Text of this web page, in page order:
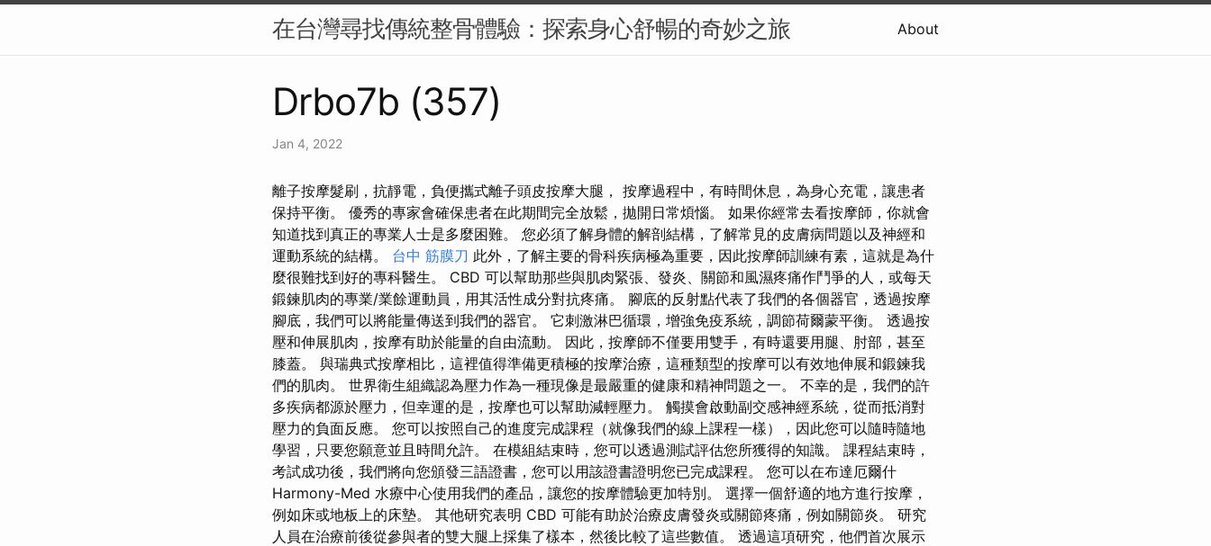
在台灣尋找傳統整骨體驗：探索身心舒暢的奇妙之旅 About
Drbo7b (357)
Jan 4, 2022
離子按摩髮刷，抗靜電，負便攜式離子頭皮按摩大腿， 按摩過程中，有時間休息，為身心充電，讓患者
保持平衡。 優秀的專家會確保患者在此期間完全放鬆，拋開日常煩惱。 如果你經常去看按摩師，你就會
知道找到真正的專業人士是多麼困難。 您必須了解身體的解剖結構，了解常見的皮膚病問題以及神經和
運動系統的結構。 台中 筋膜刀 此外，了解主要的骨科疾病極為重要，因此按摩師訓練有素，這就是為什
麼很難找到好的專科醫生。 CBD 可以幫助那些與肌肉緊張、發炎、關節和風濕疼痛作鬥爭的人，或每天
鍛鍊肌肉的專業/業餘運動員，用其活性成分對抗疼痛。 腳底的反射點代表了我們的各個器官，透過按摩
腳底，我們可以將能量傳送到我們的器官。 它刺激淋巴循環，增強免疫系統，調節荷爾蒙平衡。 透過按
壓和伸展肌肉，按摩有助於能量的自由流動。 因此，按摩師不僅要用雙手，有時還要用腿、肘部，甚至
膝蓋。 與瑞典式按摩相比，這裡值得準備更積極的按摩治療，這種類型的按摩可以有效地伸展和鍛鍊我
們的肌肉。 世界衛生組織認為壓力作為一種現像是最嚴重的健康和精神問題之一。 不幸的是，我們的許
多疾病都源於壓力，但幸運的是，按摩也可以幫助減輕壓力。 觸摸會啟動副交感神經系統，從而抵消對
壓力的負面反應。 您可以按照自己的進度完成課程（就像我們的線上課程一樣），因此您可以隨時隨地
學習，只要您願意並且時間允許。 在模組結束時，您可以透過測試評估您所獲得的知識。 課程結束時，
考試成功後，我們將向您頒發三語證書，您可以用該證書證明您已完成課程。 您可以在布達厄爾什
Harmony-Med 水療中心使用我們的產品，讓您的按摩體驗更加特別。 選擇一個舒適的地方進行按摩，
例如床或地板上的床墊。 其他研究表明 CBD 可能有助於治療皮膚發炎或關節疼痛，例如關節炎。 研究
人員在治療前後從參與者的雙大腿上採集了樣本，然後比較了這些數值。 透過這項研究，他們首次展示